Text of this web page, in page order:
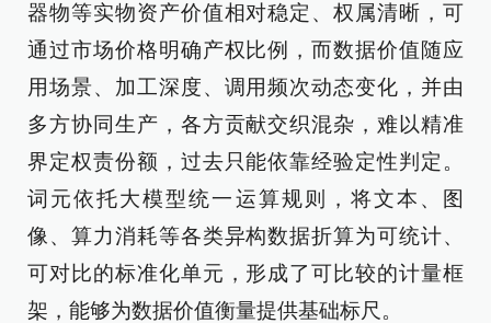
器物等实物资产价值相对稳定、权属清晰，可
通过市场价格明确产权比例，而数据价值随应
用场景、加工深度、调用频次动态变化，并由
多方协同生产，各方贡献交织混杂，难以精准
界定权责份额，过去只能依靠经验定性判定。
词元依托大模型统一运算规则，将文本、图
像、算力消耗等各类异构数据折算为可统计、
可对比的标准化单元，形成了可比较的计量框
架，能够为数据价值衡量提供基础标尺。